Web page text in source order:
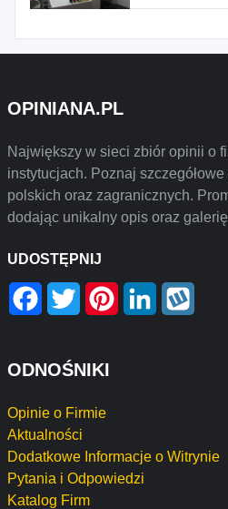
OPINIANA.PL
Największy w sieci zbiór opinii o
instytucjach. Poznaj
polskich oraz zagranicznych.
dodając unikalny opis oraz
UDOSTĘPNIJ
Facebook
Twitter PinterestLinkedIn
ODNOŚNIKI
Opinie o Firmie
Aktualności
Dodatkowe Informacje o Witrynie
Pytania i Odpowiedzi
Katalog Firm